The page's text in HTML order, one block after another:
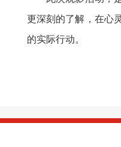
更深刻的了解，在心
的实际行动。